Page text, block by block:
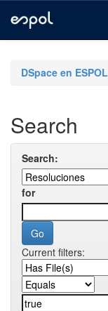
navigationDSpace en ESPOL
Search
Search:
for
Current filters: